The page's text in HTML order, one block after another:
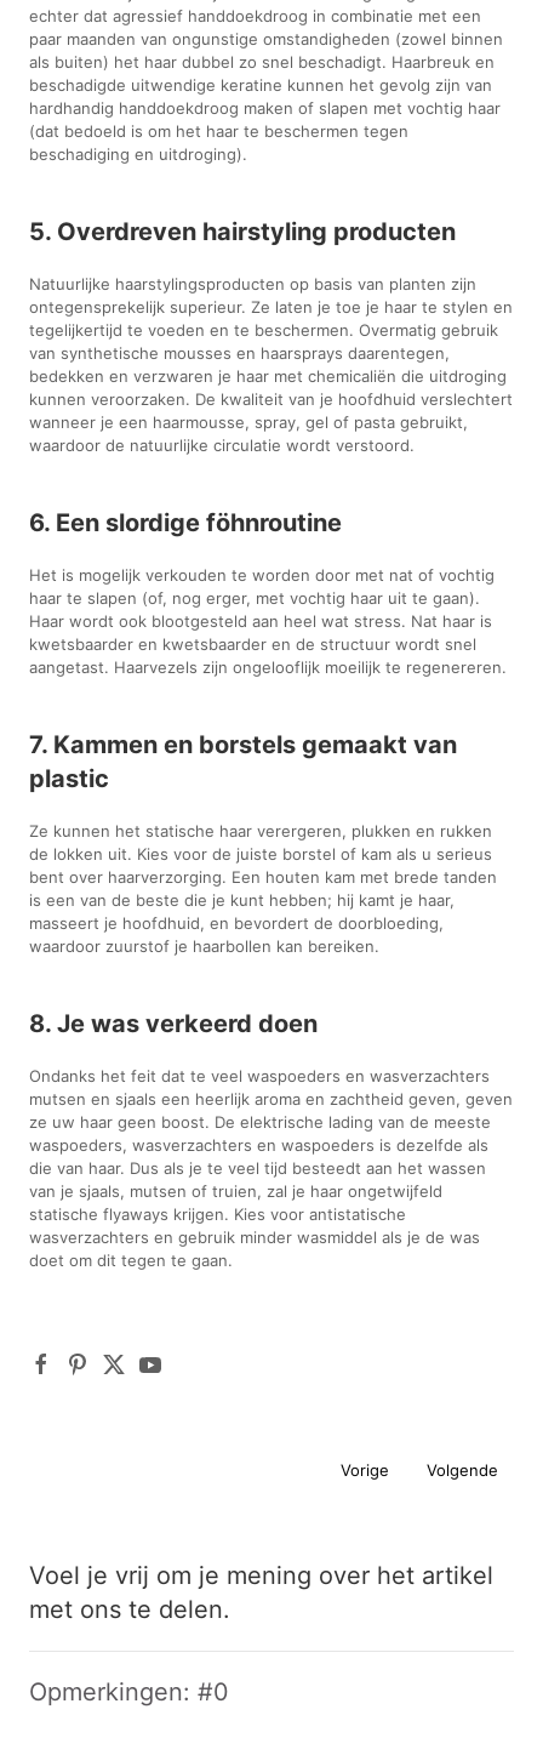
echter dat agressief handdoekdroog in combinatie met een
paar maanden van ongunstige omstandigheden (zowel binnen
als buiten) het haar dubbel zo snel beschadigt. Haarbreuk en
beschadigde uitwendige keratine kunnen het gevolg zijn van
hardhandig handdoekdroog maken of slapen met vochtig haar
(dat bedoeld is om het haar te beschermen tegen
beschadiging en uitdroging).
5. Overdreven hairstyling producten
Natuurlijke haarstylingsproducten op basis van planten zijn
ontegensprekelijk superieur. Ze laten je toe je haar te stylen en
tegelijkertijd te voeden en te beschermen. Overmatig gebruik
van synthetische mousses en haarsprays daarentegen,
bedekken en verzwaren je haar met chemicaliën die uitdroging
kunnen veroorzaken. De kwaliteit van je hoofdhuid verslechtert
wanneer je een haarmousse, spray, gel of pasta gebruikt,
waardoor de natuurlijke circulatie wordt verstoord.
6. Een slordige föhnroutine
Het is mogelijk verkouden te worden door met nat of vochtig
haar te slapen (of, nog erger, met vochtig haar uit te gaan).
Haar wordt ook blootgesteld aan heel wat stress. Nat haar is
kwetsbaarder en kwetsbaarder en de structuur wordt snel
aangetast. Haarvezels zijn ongelooflijk moeilijk te regenereren.
7. Kammen en borstels gemaakt van
plastic
Ze kunnen het statische haar verergeren, plukken en rukken
de lokken uit. Kies voor de juiste borstel of kam als u serieus
bent over haarverzorging. Een houten kam met brede tanden
is een van de beste die je kunt hebben; hij kamt je haar,
masseert je hoofdhuid, en bevordert de doorbloeding,
waardoor zuurstof je haarbollen kan bereiken.
8. Je was verkeerd doen
Ondanks het feit dat te veel waspoeders en wasverzachters
mutsen en sjaals een heerlijk aroma en zachtheid geven, geven
ze uw haar geen boost. De elektrische lading van de meeste
waspoeders, wasverzachters en waspoeders is dezelfde als
die van haar. Dus als je te veel tijd besteedt aan het wassen
van je sjaals, mutsen of truien, zal je haar ongetwijfeld
statische flyaways krijgen. Kies voor antistatische
wasverzachters en gebruik minder wasmiddel als je de was
doet om dit tegen te gaan.
Vorige Volgende
Voel je vrij om je mening over het artikel
met ons te delen.
Opmerkingen: #0